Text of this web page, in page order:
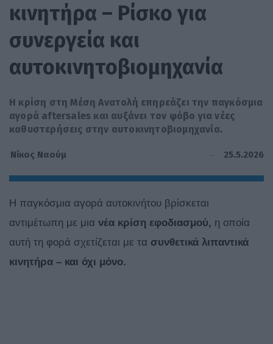
κινητήρα – Ρίσκο για
συνεργεία και
αυτοκινητοβιομηχανία
Η κρίση στη Μέση Ανατολή επηρεάζει την παγκόσμια
αγορά aftersales και αυξάνει τον φόβο για νέες
καθυστερήσεις στην αυτοκινητοβιομηχανία.
Νίκος Ναούμ 25.5.2026
Η παγκόσμια αγορά αυτοκινήτου βρίσκεται
αντιμέτωπη με μια νέα κρίση εφοδιασμού, η οποία
αυτή τη φορά σχετίζεται με τα συνθετικά λιπαντικά
κινητήρα – και όχι μόνο.